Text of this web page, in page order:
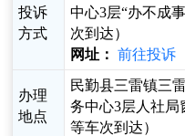
投诉
方式
中心3层“办不成
次到达）
网址：
前往投诉
办理
地点
民勤县三雷镇三
务中心3层人社局
等车次到达）